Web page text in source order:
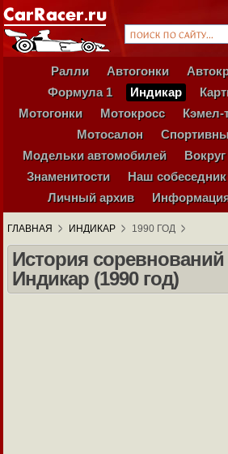
Ралли Автогонки
Формула 1
Индикар
Мотогонки
Мотокросс Кэмел-
Мотосалон
Модельки автомобилей
Знаменитости
Наш собеседник
Личный архив
ГЛАВНАЯ ИНДИКАР 1990 ГОД
История соревнований
Индикар (1990 год)